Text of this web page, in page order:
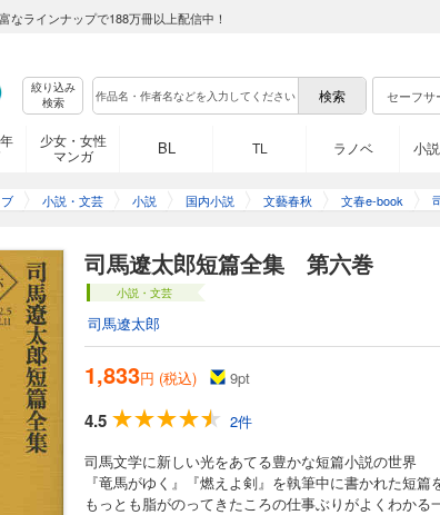
なラインナップで188万冊以上配信中！
絞り込み
検索
セーフサ
少女・女性
マンガ
BL TL ラノベ 小
小説・文芸 小説 国内小説 文藝春秋 文春e-book
司馬遼太郎短篇全集 第六巻
小説・文芸
司馬遼太郎
1,833円 (税込) 9pt
4.5
2件
司馬文学に新しい光をあてる豊かな短篇小説の世界
『竜馬がゆく』『燃えよ剣』を執筆中に書かれた短
もっとも脂がのってきたころの仕事ぶりがよくわかる